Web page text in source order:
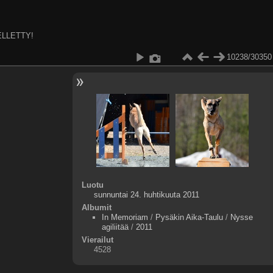
10238/30350
Luotu
sunnuntai 24. huhtikuuta 2011
Albumit
In Memoriam / Pysäkin Aika-Taulu/ Nysse
agiliitää/ 2011
Vierailut
4528